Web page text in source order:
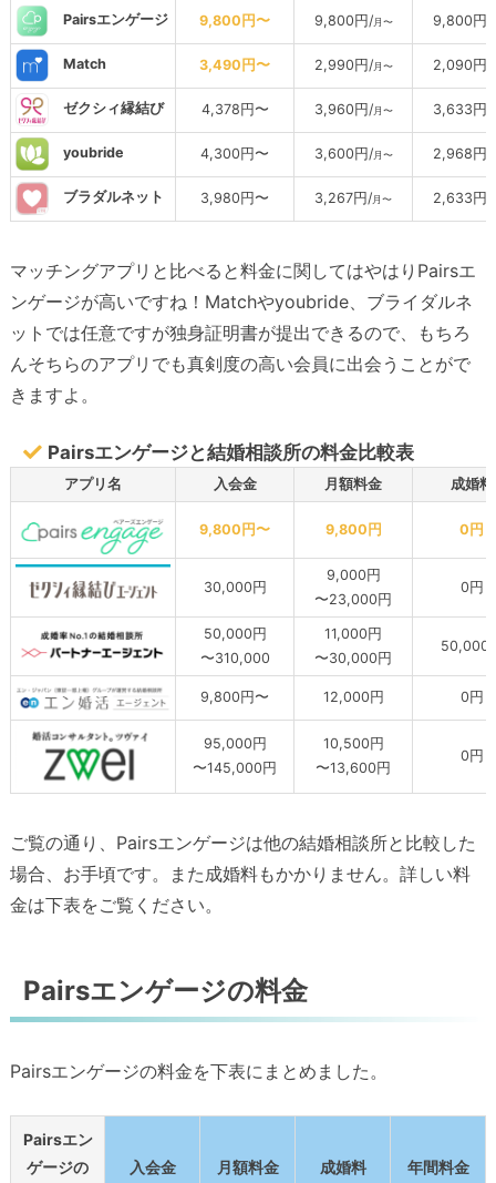
Pairsエンゲージ 9,800円〜 9,800円/月〜 9,800円/
Match 3,490円〜 2,990円/月〜 2,090円/
ゼクシィ縁結び 4,378円〜 3,960円/月〜 3,633円/
youbride 4,300円〜 3,600円/月〜 2,968円/
ブラダルネット 3,980円〜 3,267円/月〜 2,633円/
マッチングアプリと比べると料金に関してはやはりPairsエ
ンゲージが高いですね！Matchやyoubride、ブライダルネ
ットでは任意ですが独身証明書が提出できるので、もちろ
んそちらのアプリでも真剣度の高い会員に出会うことがで
きますよ。
Pairsエンゲージと結婚相談所の料金比較表
アプリ名 入会金 月額料金 成婚料
9,800円〜 9,800円 0円
30,000円
9,000円
〜23,000円
0円
50,000円
〜310,000
11,000円
〜30,000円
50,000
9,800円〜 12,000円 0円
95,000円
〜145,000円
10,500円
〜13,600円
0円
ご覧の通り、Pairsエンゲージは他の結婚相談所と比較した
場合、お手頃です。また成婚料もかかりません。詳しい料
金は下表をご覧ください。
Pairsエンゲージの料金
Pairsエンゲージの料金を下表にまとめました。
Pairsエン
ゲージの
入会金 月額料金 成婚料 年間料金